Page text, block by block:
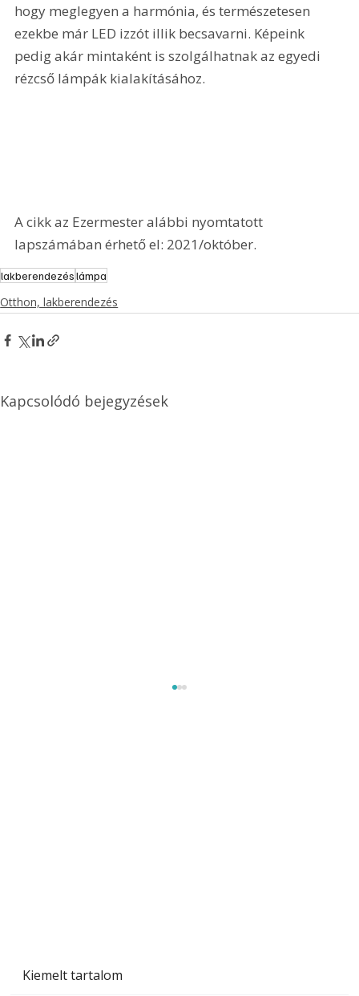
Kiemelt tartalom
hogy meglegyen a harmónia, és természetesen
ezekbe már LED izzót illik becsavarni. Képeink
pedig akár mintaként is szolgálhatnak az egyedi
rézcső lámpák kialakításához.
A cikk az Ezermester alábbi nyomtatott
lapszámában érhető el: 2021/október.
lakberendezéslámpa
Otthon, lakberendezés
Kapcsolódó bejegyzések